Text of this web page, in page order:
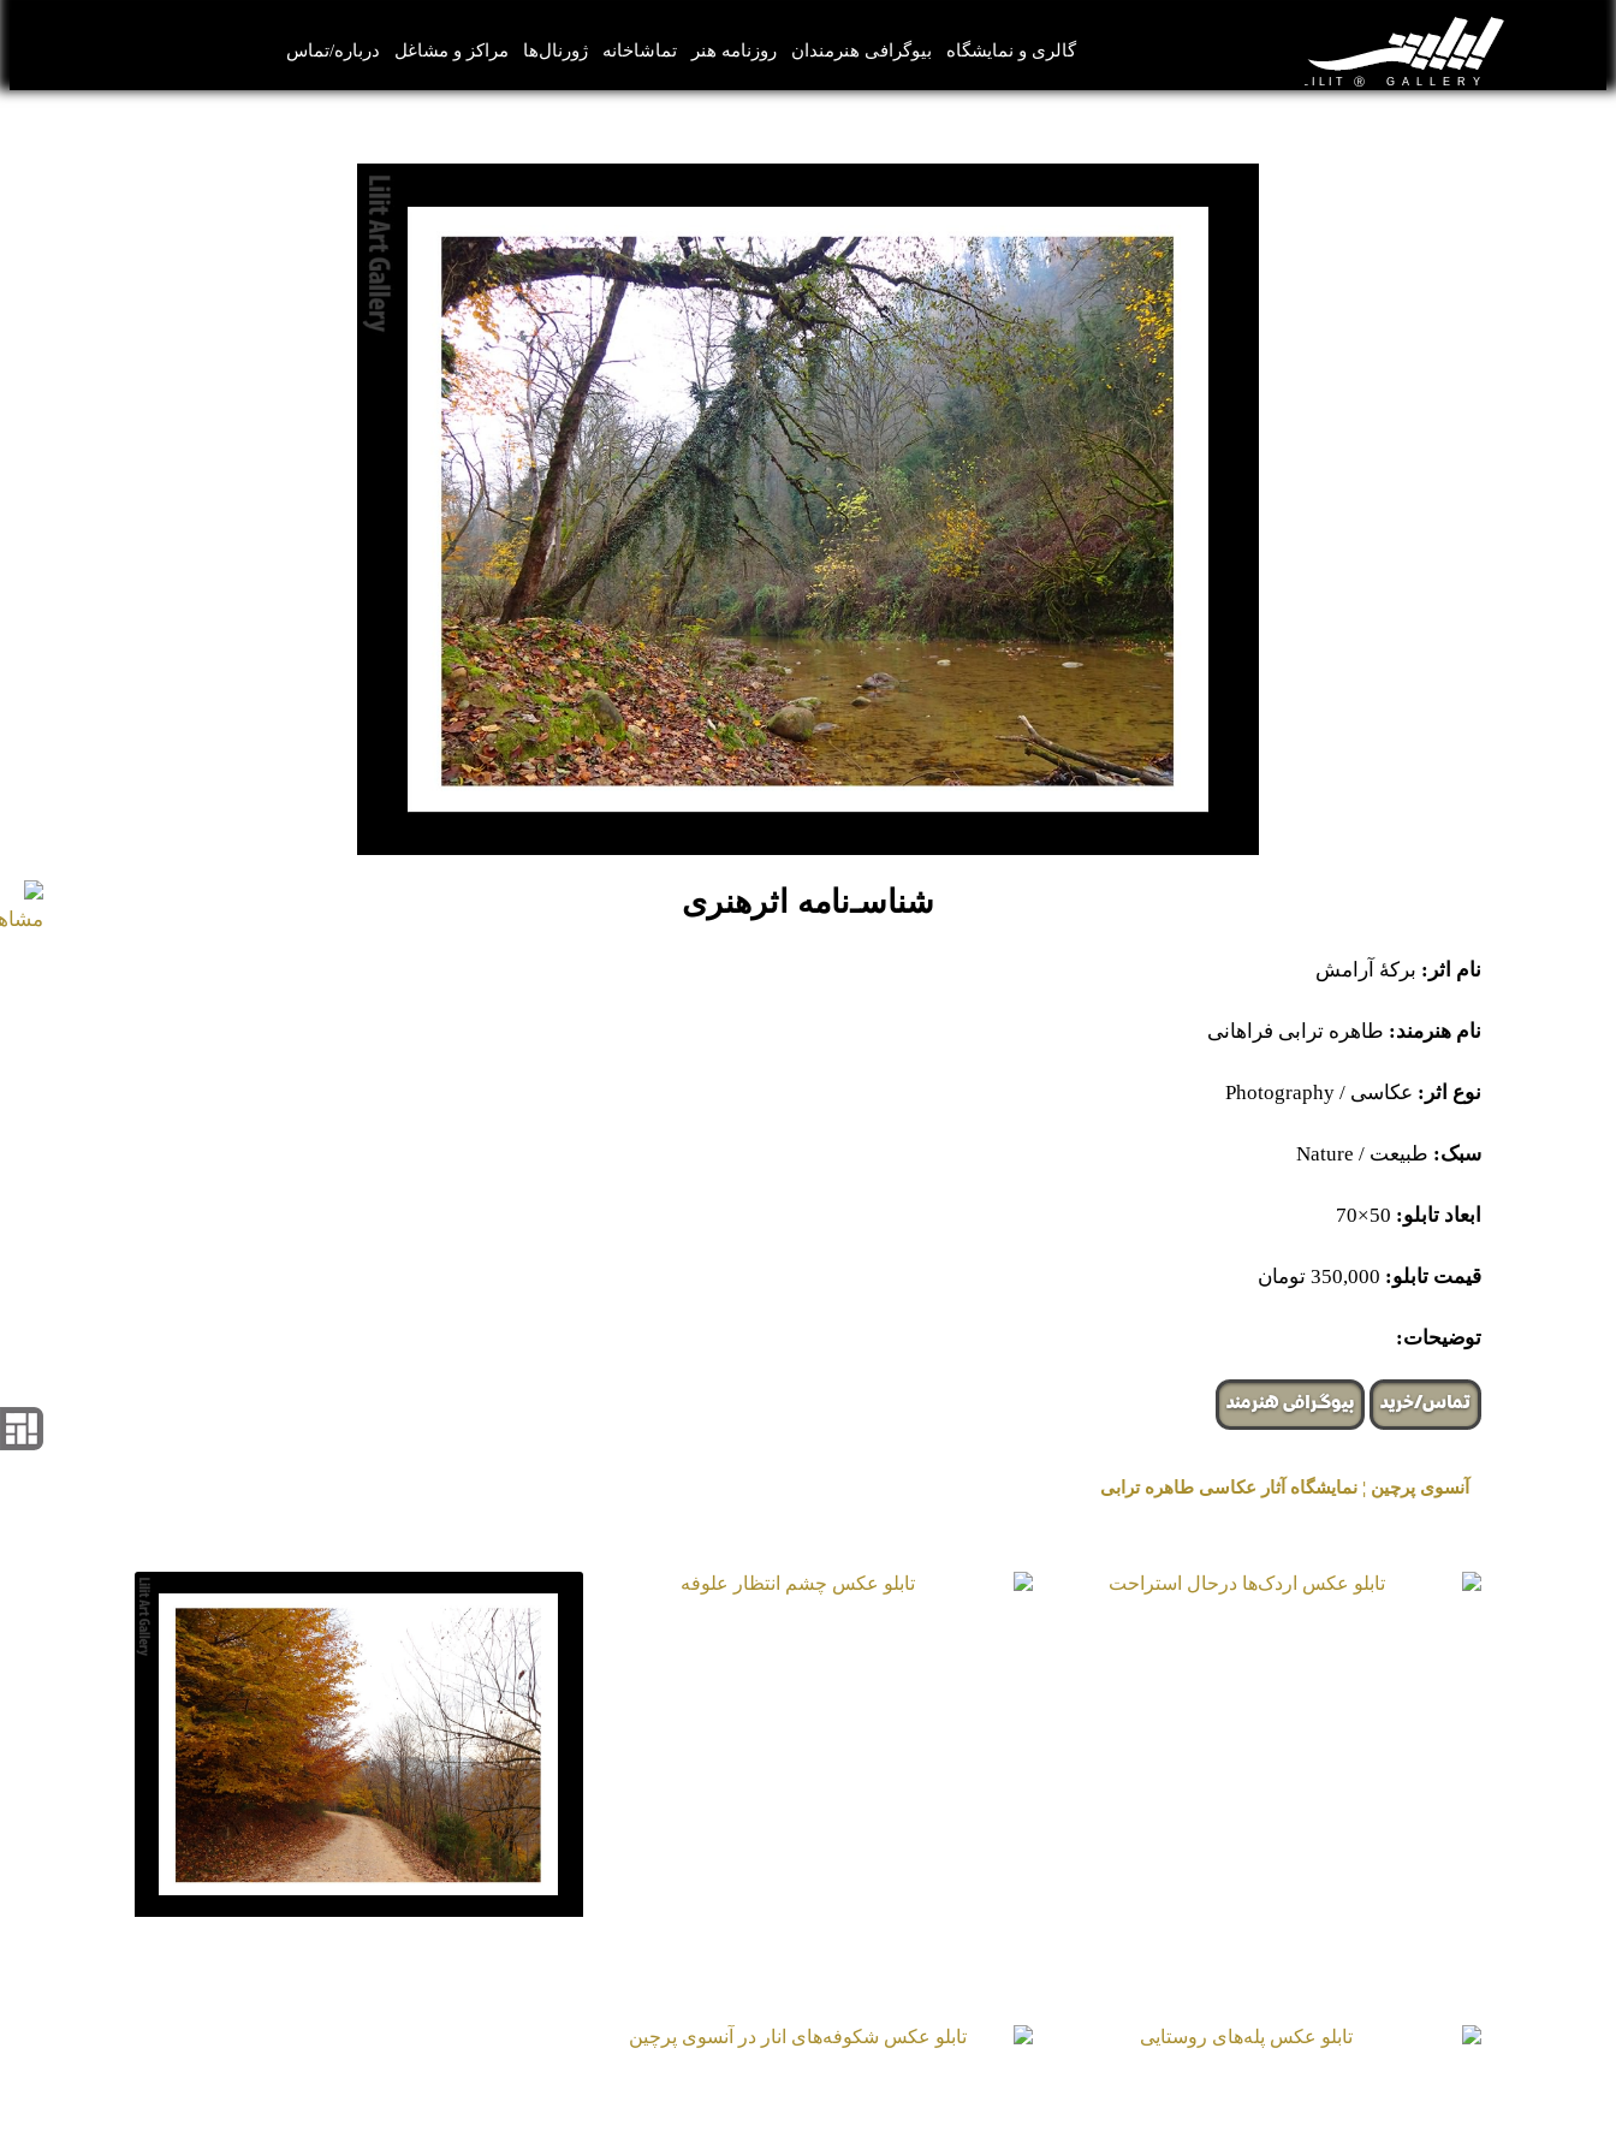
گالری و نمایشگاه بیوگرافی هنرمندان روزنامه هنر تماشاخانه ژورنال‌ها مراکز و مشاغل درباره/تماس
شناسـ‌نامه اثرهنری
نام اثر: برکهٔ آرامش
نام هنرمند: طاهره ترابی فراهانی
نوع اثر: عکاسی / Photography
سبک: طبیعت / Nature
ابعاد تابلو:
قیمت تابلو:
توضیحات:
تماس/خرید بیوگرافی هنرمند
آنسوی پرچین ¦ نمایشگاه آثار عکاسی طاهره ترابی